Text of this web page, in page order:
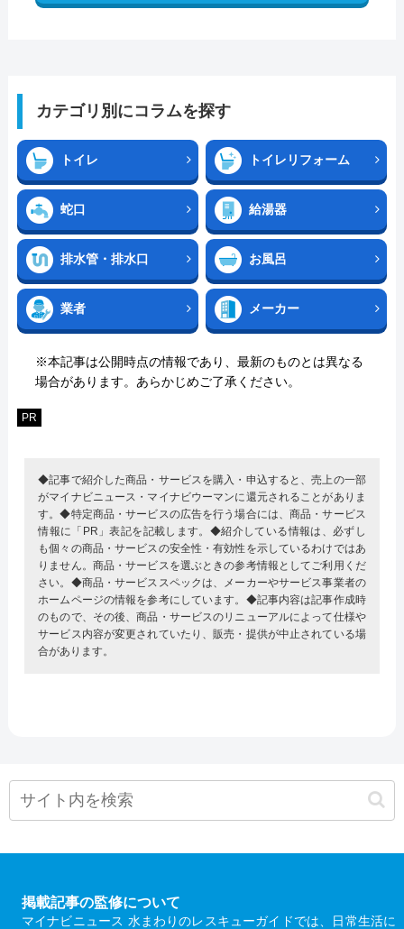
カテゴリ別にコラムを探す
トイレ トイレリフォーム
蛇口 給湯器
排水管・排水口 お風呂
業者 メーカー
※本記事は公開時点の情報であり、最新のものとは異なる
場合があります。あらかじめご了承ください。
PR
◆記事で紹介した商品・サービスを購入・申込すると、売上の一部
がマイナビニュース・マイナビウーマンに還元されることがありま
す。◆特定商品・サービスの広告を行う場合には、商品・サービス
情報に「PR」表記を記載します。◆紹介している情報は、必ずし
も個々の商品・サービスの安全性・有効性を示しているわけではあ
りません。商品・サービスを選ぶときの参考情報としてご利用くだ
さい。◆商品・サービススペックは、メーカーやサービス事業者の
ホームページの情報を参考にしています。◆記事内容は記事作成時
のもので、その後、商品・サービスのリニューアルによって仕様や
サービス内容が変更されていたり、販売・提供が中止されている場
合があります。
掲載記事の監修について
マイナビニュース 水まわりのレスキューガイドでは、日常生活に